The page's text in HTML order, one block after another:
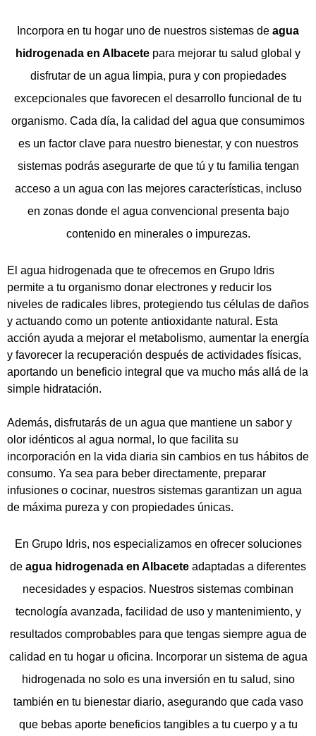
Incorpora en tu hogar uno de nuestros sistemas de agua
hidrogenada en Albacete para mejorar tu salud global y
disfrutar de un agua limpia, pura y con propiedades
excepcionales que favorecen el desarrollo funcional de tu
organismo. Cada día, la calidad del agua que consumimos
es un factor clave para nuestro bienestar, y con nuestros
sistemas podrás asegurarte de que tú y tu familia tengan
acceso a un agua con las mejores características, incluso
en zonas donde el agua convencional presenta bajo
contenido en minerales o impurezas.
El agua hidrogenada que te ofrecemos en Grupo Idris
permite a tu organismo donar electrones y reducir los
niveles de radicales libres, protegiendo tus células de daños
y actuando como un potente antioxidante natural. Esta
acción ayuda a mejorar el metabolismo, aumentar la energía
y favorecer la recuperación después de actividades físicas,
aportando un beneficio integral que va mucho más allá de la
simple hidratación.
Además, disfrutarás de un agua que mantiene un sabor y
olor idénticos al agua normal, lo que facilita su
incorporación en la vida diaria sin cambios en tus hábitos de
consumo. Ya sea para beber directamente, preparar
infusiones o cocinar, nuestros sistemas garantizan un agua
de máxima pureza y con propiedades únicas.
En Grupo Idris, nos especializamos en ofrecer soluciones
de agua hidrogenada en Albacete adaptadas a diferentes
necesidades y espacios. Nuestros sistemas combinan
tecnología avanzada, facilidad de uso y mantenimiento, y
resultados comprobables para que tengas siempre agua de
calidad en tu hogar u oficina. Incorporar un sistema de agua
hidrogenada no solo es una inversión en tu salud, sino
también en tu bienestar diario, asegurando que cada vaso
que bebas aporte beneficios tangibles a tu cuerpo y a tu